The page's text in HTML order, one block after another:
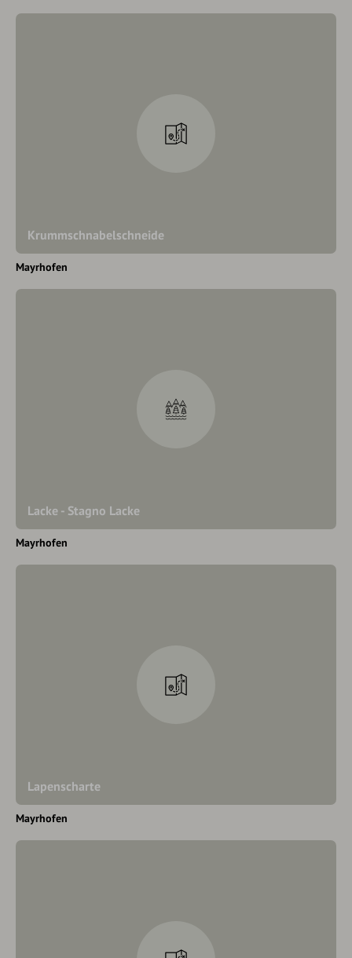
Krummschnabelschneide
Mayrhofen
Lacke - Stagno Lacke
Mayrhofen
Lapenscharte
Mayrhofen